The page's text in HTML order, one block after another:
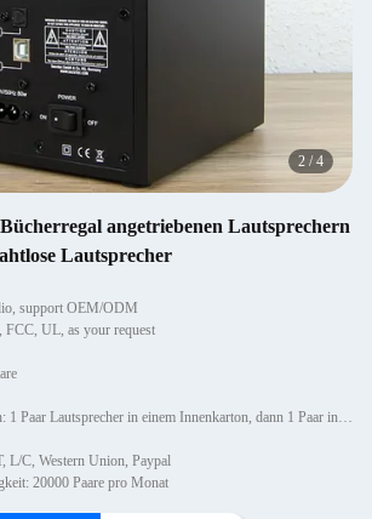
2 /4
angetriebenen Lautsprechern
Lautsprecher
support OEM/ODM
UL, as your request
Verpackung Informationen: 1 Paar Lautsprecher in einem Innenkarton, dann 1 Paar in einem Außenkarton.
L/C, Western Union, Paypal
20000 Paare pro Monat